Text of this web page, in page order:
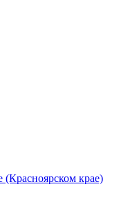
(Красноярском крае)